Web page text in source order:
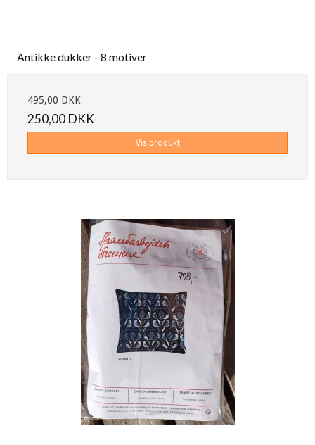
Antikke dukker - 8 motiver
495,00 DKK
250,00 DKK
Vis produkt